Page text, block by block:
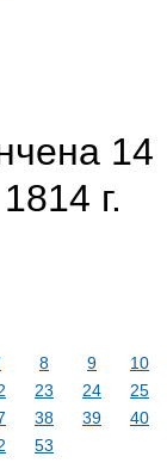
14
г.
8 9
10
23 24
25
38 39
40
53